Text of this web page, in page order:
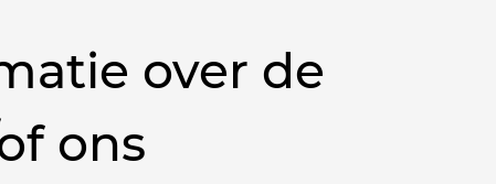
over de
ons